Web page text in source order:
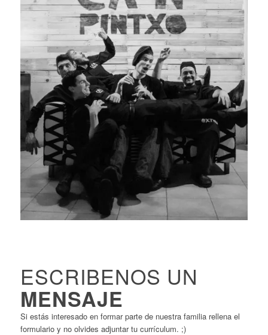
ESCRIBENOS UN
MENSAJE
Si estás interesado en formar parte de nuestra familia rellena el
formulario y no olvides adjuntar tu currículum. ;)